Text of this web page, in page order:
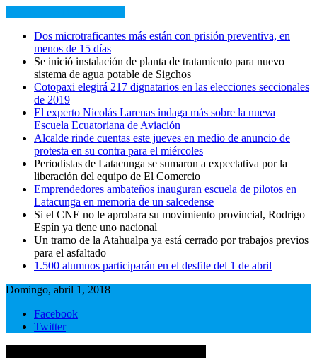
Dos microtraficantes más están con prisión preventiva, en
menos de 15 días
Se inició instalación de planta de tratamiento para nuevo
sistema de agua potable de Sigchos
Cotopaxi elegirá 217 dignatarios en las elecciones seccionales
de 2019
El experto Nicolás Larenas indaga más sobre la nueva
Escuela Ecuatoriana de Aviación
Alcalde rinde cuentas este jueves en medio de anuncio de
protesta en su contra para el miércoles
Periodistas de Latacunga se sumaron a expectativa por la
liberación del equipo de El Comercio
Emprendedores ambateños inauguran escuela de pilotos en
Latacunga en memoria de un salcedense
Si el CNE no le aprobara su movimiento provincial, Rodrigo
Espín ya tiene uno nacional
Un tramo de la Atahualpa ya está cerrado por trabajos previos
para el asfaltado
1.500 alumnos participarán en el desfile del 1 de abril
Domingo, abril 1, 2018
Facebook
Twitter